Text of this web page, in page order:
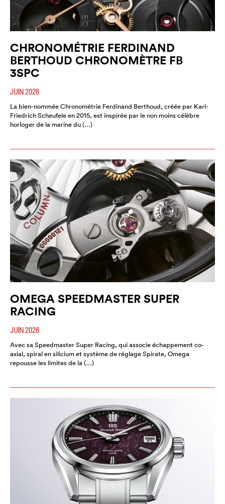
CHRONOMÉTRIE FERDINAND
BERTHOUD CHRONOMÈTRE FB
3SPC
JUIN 2026
La bien-nommée Chronométrie Ferdinand Berthoud, créée par Karl-
Friedrich Scheufele en 2015, est inspirée par le non moins célèbre
horloger de la marine du (…)
OMEGA SPEEDMASTER SUPER
RACING
JUIN 2026
Avec sa Speedmaster Super Racing, qui associe échappement co-
axial, spiral en silicium et système de réglage Spirate, Omega
repousse les limites de la (…)